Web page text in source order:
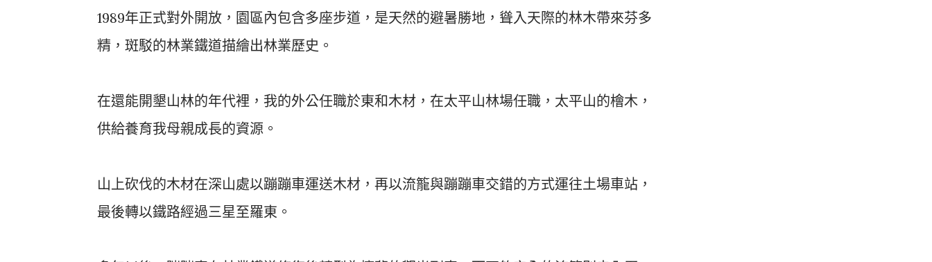
1989年正式對外開放，園區內包含多座步道，是天然的避暑勝地，聳入天際的林木帶來芬多
精，斑駁的林業鐵道描繪出林業歷史。
在還能開墾山林的年代裡，我的外公任職於東和木材，在太平山林場任職，太平山的檜木，
供給養育我母親成長的資源。
山上砍伐的木材在深山處以蹦蹦車運送木材，再以流籠與蹦蹦車交錯的方式運往土場車站，
最後轉以鐵路經過三星至羅東。